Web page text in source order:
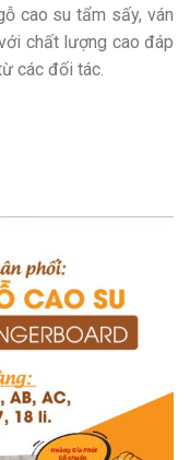
cao su tẩm sấy, ván
chất lượng cao đáp
các đối tác.